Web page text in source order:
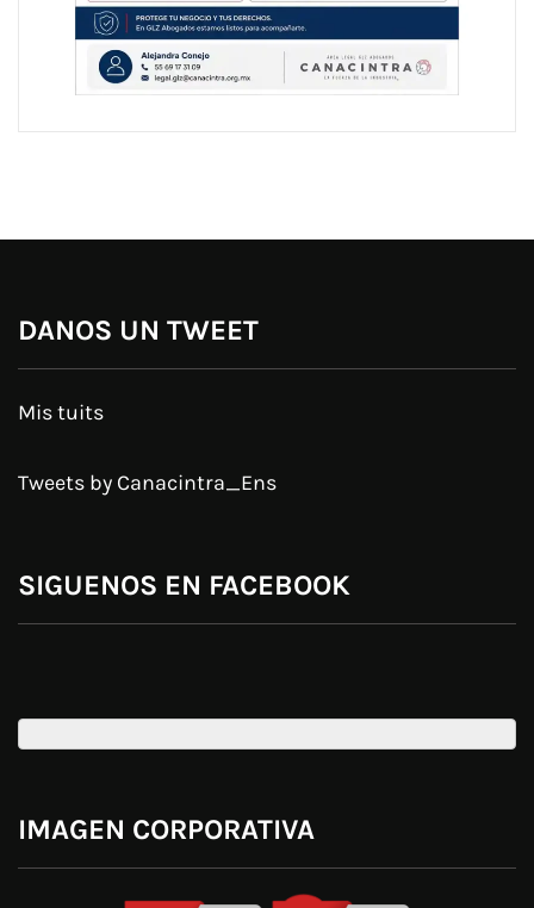
DANOS UN TWEET
Mis tuits
Tweets by Canacintra_Ens
SIGUENOS EN FACEBOOK
IMAGEN CORPORATIVA